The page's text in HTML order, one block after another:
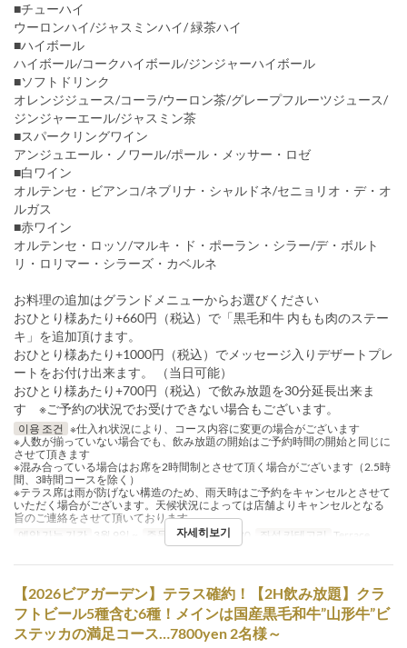
■チューハイ
ウーロンハイ/ジャスミンハイ/ 緑茶ハイ
■ハイボール
ハイボール/コークハイボール/ジンジャーハイボール
■ソフトドリンク
オレンジジュース/コーラ/ウーロン茶/グレープフルーツジュース/
ジンジャーエール/ジャスミン茶
■スパークリングワイン
アンジュエール・ノワール/ポール・メッサー・ロゼ
■白ワイン
オルテンセ・ビアンコ/ネブリナ・シャルドネ/セニョリオ・デ・オ
ルガス
■赤ワイン
オルテンセ・ロッソ/マルキ・ド・ポーラン・シラー/デ・ボルト
リ・ロリマー・シラーズ・カベルネ
お料理の追加はグランドメニューからお選びください
おひとり様あたり+660円（税込）で「黒毛和牛 内もも肉のステー
キ」を追加頂けます。
おひとり様あたり+1000円（税込）でメッセージ入りデザートプレ
ートをお付け出来ます。 （当日可能）
おひとり様あたり+700円（税込）で飲み放題を30分延長出来ま
す ※ご予約の状況でお受けできない場合もございます。
이용 조건 ※仕入れ状況により、コース内容に変更の場合がございます
※人数が揃っていない場合でも、飲み放題の開始はご予約時間の開始と同じに
させて頂きます
※混み合っている場合はお席を2時間制とさせて頂く場合がございます（2.5時
間、3時間コースを除く）
※テラス席は雨が防げない構造のため、雨天時はご予約をキャンセルとさせて
いただく場合がございます。天候状況によっては店舗よりキャンセルとなる
旨のご連絡をさせて頂いております。
예약 가능 기간
3월 9일 ~ 주문 수량 제한 2 ~ 30 좌석 카테고리 Terrace
자세히보기
【2026ビアガーデン】テラス確約！【2H飲み放題】クラ
フトビール5種含む6種！メインは国産黒毛和牛”山形牛”ビ
ステッカの満足コース…7800yen 2名様～